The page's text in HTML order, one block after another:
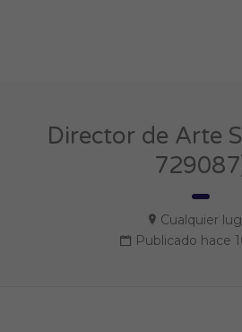
Director de Arte
Cualquier
Publicado hace